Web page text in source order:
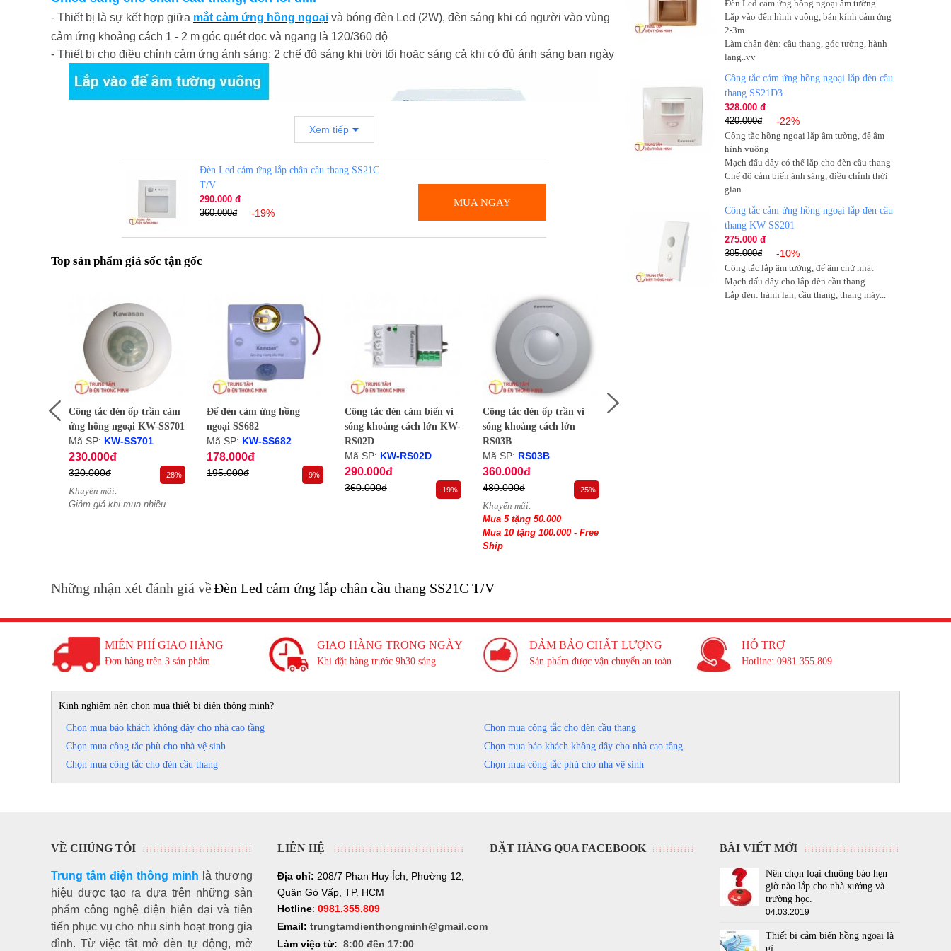
- Thiết bị là sự kết hợp giữa mắt cảm ứng hồng ngoại và bóng đèn Led (2W), đèn sáng khi có người vào vùng
cảm ứng khoảng cách 1 - 2 m góc quét dọc và ngang là 120/360 độ
- Thiết bị cho điều chỉnh cảm ứng ánh sáng: 2 chế độ sáng khi trời tối hoặc sáng cả khi có đủ ánh sáng ban ngày
Đế vuông âm tường - Đèn led 2W
Lắp đặt trực tiếp vào đế vuông phổ thông: cấp nguồn cho thiết bị là có thể sử dụng
Đặt mua ngay đèn Led cảm ứng lắp chân cầu thang
được hỗ trợ tốt nhất. Tham khảo thêm hình ảnh và thông tin tại:
http://trungtamdienthongminh.com
Tags: đèn chân tường đèn cảm ứng
Xem tiếp
Đèn Led cảm ứng lắp chân cầu thang SS21C
T/V
290.000 đ
360.000đ
-19%
MUA NGAY
Top sản phẩm giá sốc tận gốc
Công tắc đèn ốp trần cảm
ứng hồng ngoại KW-SS701
Mã SP: KW-SS701
230.000đ
320.000đ -28%
Khuyến mãi:
Giảm giá khi mua nhiều
Đế đèn cảm ứng hồng
ngoại SS682
Mã SP: KW-SS682
178.000đ
195.000đ -9%
Công tắc đèn cảm biến vi
sóng khoảng cách lớn KW-
RS02D
Mã SP: KW-RS02D
290.000đ
360.000đ -19%
Công tắc đèn ốp trần vi
sóng khoảng cách lớn
RS03B
Mã SP: RS03B
360.000đ
480.000đ -25%
Khuyến mãi:
Mua 5 tặng 50.000
Mua 10 tặng 100.000 - Free
Ship
Những nhận xét đánh giá vềĐèn Led cảm ứng lắp chân cầu thang SS21C T/V
Đèn Led cảm ứng hồng ngoại âm tường
Lắp vào đến hình vuông, bán kính cảm ứng
2-3m
Làm chân đèn: cầu thang, góc tường, hành
lang..vv
Công tắc cảm ứng hồng ngoại lắp đèn cầu
thang SS21D3
328.000 đ
420.000đ
-22%
Công tắc hồng ngoại lắp âm tường, đế âm
hình vuông
Mạch đấu dây có thể lắp cho đèn cầu thang
Chế độ cảm biến ánh sáng, điều chỉnh thời
gian.
Công tắc cảm ứng hồng ngoại lắp đèn cầu
thang KW-SS201
275.000 đ
305.000đ
-10%
Công tắc lắp âm tường, đế âm chữ nhật
Mạch đấu dây cho lắp đèn cầu thang
Lắp đèn: hành lan, cầu thang, thang máy...
MIỄN PHÍ GIAO HÀNG
Đơn hàng trên 3 sản phẩm
GIAO HÀNG TRONG NGÀY
Khi đặt hàng trước 9h30 sáng
ĐẢM BẢO CHẤT LƯỢNG
Sản phẩm được vận chuyển an toàn
HỖ TRỢ
Hotline: 0981.355.809
Kinh nghiệm nên chọn mua thiết bị điện thông minh?
Chọn mua báo khách không dây cho nhà cao tầng
Chọn mua công tắc cho đèn cầu thang
Chọn mua công tắc phù cho nhà vệ sinh
Chọn mua báo khách không dây cho nhà cao tầng
Chọn mua công tắc cho đèn cầu thang
Chọn mua công tắc phù cho nhà vệ sinh
VỀ CHÚNG TÔI
Trung tâm điện thông minh là thương
hiệuđược tạo ra dựa trên những sản
phẩm công nghệ điện hiện đại và tiên
tiến phục vụ cho nhu sinh hoạt trong gia
đình. Từ việc tắt mở đèn tự động, mở
LIÊN HỆ
Địa chỉ: 208/7 Phan Huy Ích, Phường 12,
Quận Gò Vấp, TP. HCM
Hotline: 0981.355.809
Email: trungtamdienthongminh@gmail.com
Làm việc từ: 8:00 đến 17:00
ĐẶT HÀNG QUA FACEBOOK BÀI VIẾT MỚI
Nên chọn loại chuông báo hẹn
giờ nào lắp cho nhà xưởng và
trường học.
04.03.2019
Thiết bị cảm biến hồng ngoại là
gì